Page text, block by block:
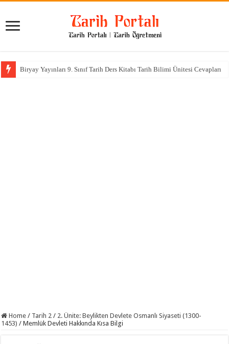
Biryay Yayınları 9. Sınıf Tarih Ders Kitabı Tarih Bilimi Ünitesi Cevapları
Home / Tarih 2 / 2. Ünite: Beylikten Devlete Osmanlı Siyaseti (1300-
1453) / Memlük Devleti Hakkında Kısa Bilgi